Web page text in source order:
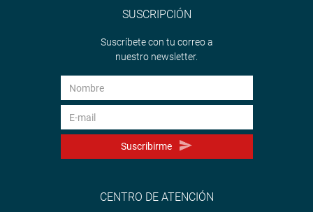
SUSCRIPCIÓN
Suscríbete con tu correo a
nuestro newsletter.
Suscribirme
CENTRO DE ATENCIÓN